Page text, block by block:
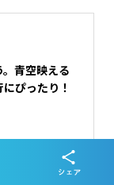
青空映える
ぴったり！